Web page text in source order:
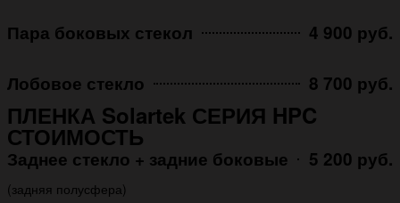
Пара боковых стекол 4 900 руб.
Лобовое стекло 8 700 руб.
ПЛЕНКА Solartek СЕРИЯ HPC
СТОИМОСТЬ
Заднее стекло + задние боковые 5 200 руб.
(задняя полусфера)